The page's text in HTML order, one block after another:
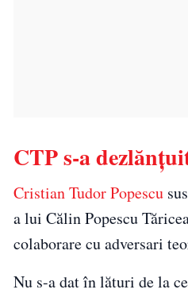
CTP s-a
Cristian Tudor Popescu
a lui Călin Popescu
colaborare cu adversari
Nu s-a dat în lături de la